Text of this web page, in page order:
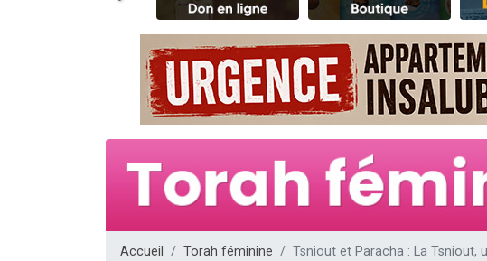
12 nouvelles musiques
3 personnes viennent de
2 personnes viennent de
2 nouvelles musiques
3 personnes viennent de
8 personnes viennent
Nouvelle émission radio :
61 personnes viennent de
Il reste 49 places pour
Accueil Torah féminine Tsniout et Paracha : La Tsniout,